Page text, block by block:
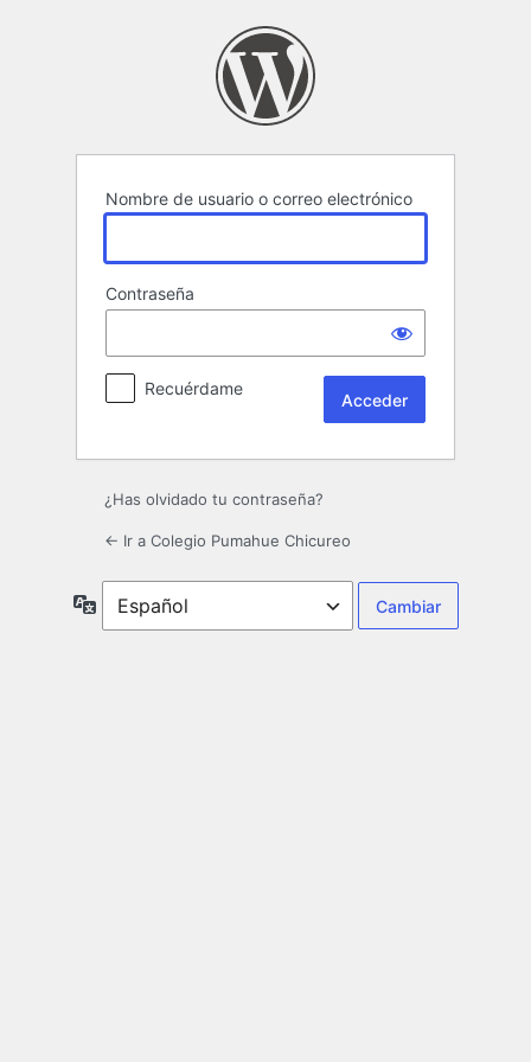
Nombre de usuario o correo electrónico
Contraseña
Recuérdame
¿Has olvidado tu contraseña?
← Ir a Colegio Pumahue Chicureo
Idioma